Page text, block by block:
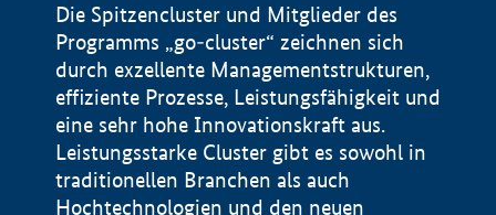
Die Spitzencluster und Mitglieder des
Programms „go-cluster“ zeichnen sich
durch exzellente Managementstrukturen,
effiziente Prozesse, Leistungsfähigkeit und
eine sehr hohe Innovationskraft aus.
Leistungsstarke Cluster gibt es sowohl in
traditionellen Branchen als auch
Hochtechnologien und den neuen